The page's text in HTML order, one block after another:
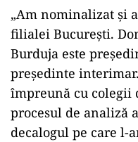
„Am nominalizat și
filialei București.
Burduja este
președinte
împreună cu colegii
procesul de analiză
decalogul pe care